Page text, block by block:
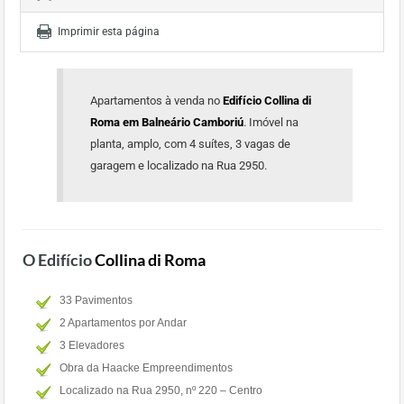
Imprimir esta página
Apartamentos à venda no Edifício Collina di
Roma em Balneário Camboriú. Imóvel na
planta, amplo, com 4 suítes, 3 vagas de
garagem e localizado na Rua 2950.
O EdifícioCollina di Roma
33 Pavimentos
2 Apartamentos por Andar
3 Elevadores
Obra da Haacke Empreendimentos
Localizado na Rua 2950, nº 220 – Centro